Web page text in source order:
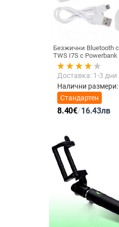
Безжични Bluetooth слушалки
Доставка: 1-3 дни
Налични размери:
Стандартен
8.40€/16.43лв